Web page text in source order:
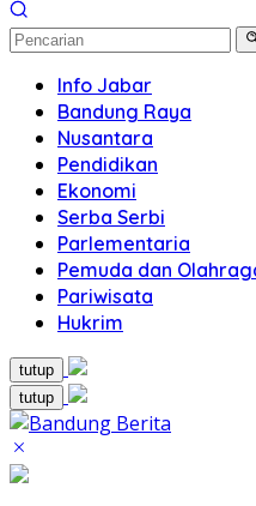
Info Jabar
Bandung Raya
Nusantara
Pendidikan
Ekonomi
Serba Serbi
Parlementaria
Pemuda dan
Pariwisata
Hukrim
tutup
tutup